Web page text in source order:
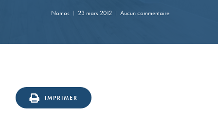
Nomos 23 mars 2012 Aucun commentaire
IMPRIMER